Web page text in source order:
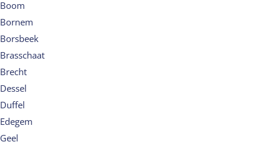
Boom
Bornem
Borsbeek
Brasschaat
Brecht
Dessel
Duffel
Edegem
Geel